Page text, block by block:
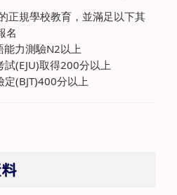
正規學校教育，並滿足以下其
名
能力測驗N2以上
試(EJU)取得200分以上
定(BJT)400分以上